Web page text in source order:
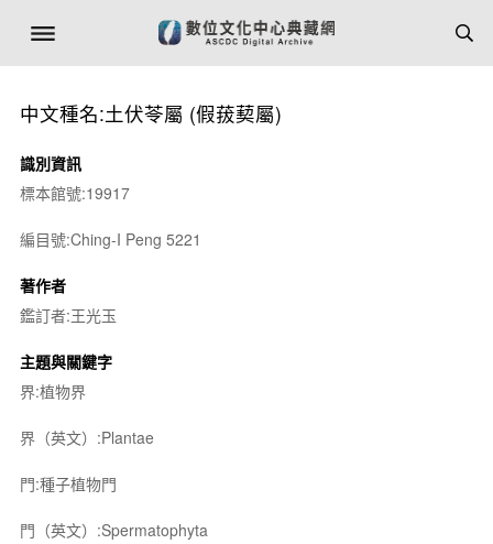
中文種名:土伏苓屬 (假菝葜屬)
識別資訊
標本館號:19917
編目號:Ching-I Peng 5221
著作者
鑑訂者:王光玉
主題與關鍵字
界:植物界
界（英文）:Plantae
門:種子植物門
門（英文）:Spermatophyta